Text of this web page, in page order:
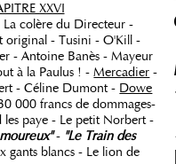
XXVI
colère du Directeur -
original - Tusini - O'Kill -
- Antoine Banès - Mayeur
à la Paulus ! -Mercadier -
- Céline Dumont - Dowe
000 francs de dommages-
paye - Le petit Norbert -
- "Le Train des
gants blancs - Le lion de